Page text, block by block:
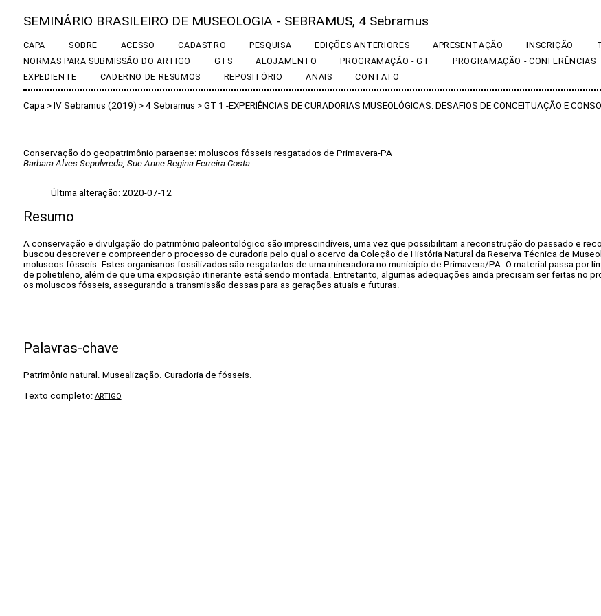
SEMINÁRIO BRASILEIRO DE MUSEOLOGIA - SEBRAMUS, 4 Sebramus
CAPA SOBRE ACESSO CADASTRO PESQUISA EDIÇÕES ANTERIORES APRESENTAÇÃO INSCRIÇÃO
NORMAS PARA SUBMISSÃO DO ARTIGO
GTS ALOJAMENTO PROGRAMAÇÃO - GT PROGRAMAÇÃO - CONFERÊNCIAS
EXPEDIENTE
CADERNO DE RESUMOS REPOSITÓRIO ANAIS CONTATO
Capa > IV Sebramus (2019) > 4 Sebramus > GT 1 -EXPERIÊNCIAS DE CURADORIAS MUSEOLÓGICAS: DESAFIOS DE CONCEITUAÇÃO E
Conservação do geopatrimônio paraense: moluscos fósseis resgatados de Primavera-PA
Barbara Alves Sepulvreda, Sue Anne Regina Ferreira Costa
Última alteração: 2020-07-12
Resumo
A conservação e divulgação do patrimônio paleontológico são imprescindíveis, uma vez que possibilitam a reconstrução do passado e
buscou descrever e compreender o processo de curadoria pelo qual o acervo da Coleção de História Natural da Reserva Técnica de
moluscos fósseis. Estes organismos fossilizados são resgatados de uma mineradora no município de Primavera/PA. O material passa por
de polietileno, além de que uma exposição itinerante está sendo montada. Entretanto, algumas adequações ainda precisam ser feitas no
os moluscos fósseis, assegurando a transmissão dessas para as gerações atuais e futuras.
Palavras-chave
Patrimônio natural. Musealização. Curadoria de fósseis.
Texto completo: ARTIGO